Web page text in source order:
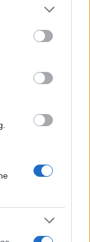
more Google
may click to
party tags to
below Google
dominar la